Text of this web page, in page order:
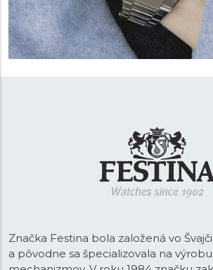
Značka Festina bola založená vo
a pôvodne sa špecializovala na